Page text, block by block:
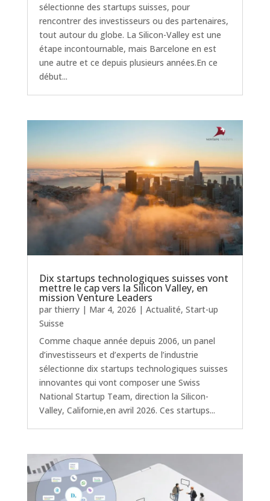
sélectionne des startups suisses, pour
rencontrer des investisseurs ou des partenaires,
tout autour du globe. La Silicon-Valley est une
étape incontournable, mais Barcelone en est
une autre et ce depuis plusieurs années.En ce
début...
Dix startups technologiques suisses vont
mettre le cap vers la Silicon Valley, en
mission Venture Leaders
par thierry| Mar 4, 2026 | Actualité, Start-up
Suisse
Comme chaque année depuis 2006, un panel
d’investisseurs et d’experts de l’industrie
sélectionne dix startups technologiques suisses
innovantes qui vont composer une Swiss
National Startup Team, direction la Silicon-
Valley, Californie,en avril 2026. Ces startups...